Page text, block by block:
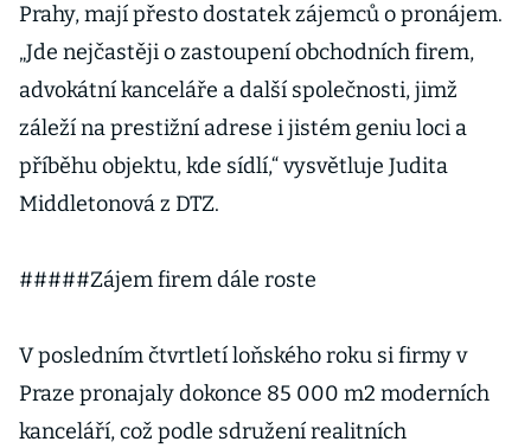
Prahy, mají přesto dostatek zájemců o pronájem.
„Jde nejčastěji o zastoupení obchodních firem,
advokátní kanceláře a další společnosti, jimž
záleží na prestižní adrese i jistém geniu loci a
příběhu objektu, kde sídlí,“ vysvětluje Judita
Middletonová z DTZ.
#####Zájem firem dále roste
V posledním čtvrtletí loňského roku si firmy v
Praze pronajaly dokonce 85 000 m2 moderních
kanceláří, což podle sdružení realitních